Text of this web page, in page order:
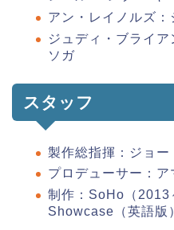
アン・レイノルズ
ジュディ・ブライ
ソガ
スタッフ
製作総指揮：ジョー
プロデューサー：
制作：SoHo（2013
Showcase（英語版